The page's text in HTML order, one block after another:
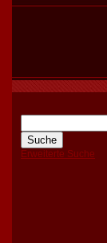
Erweiterte Suche